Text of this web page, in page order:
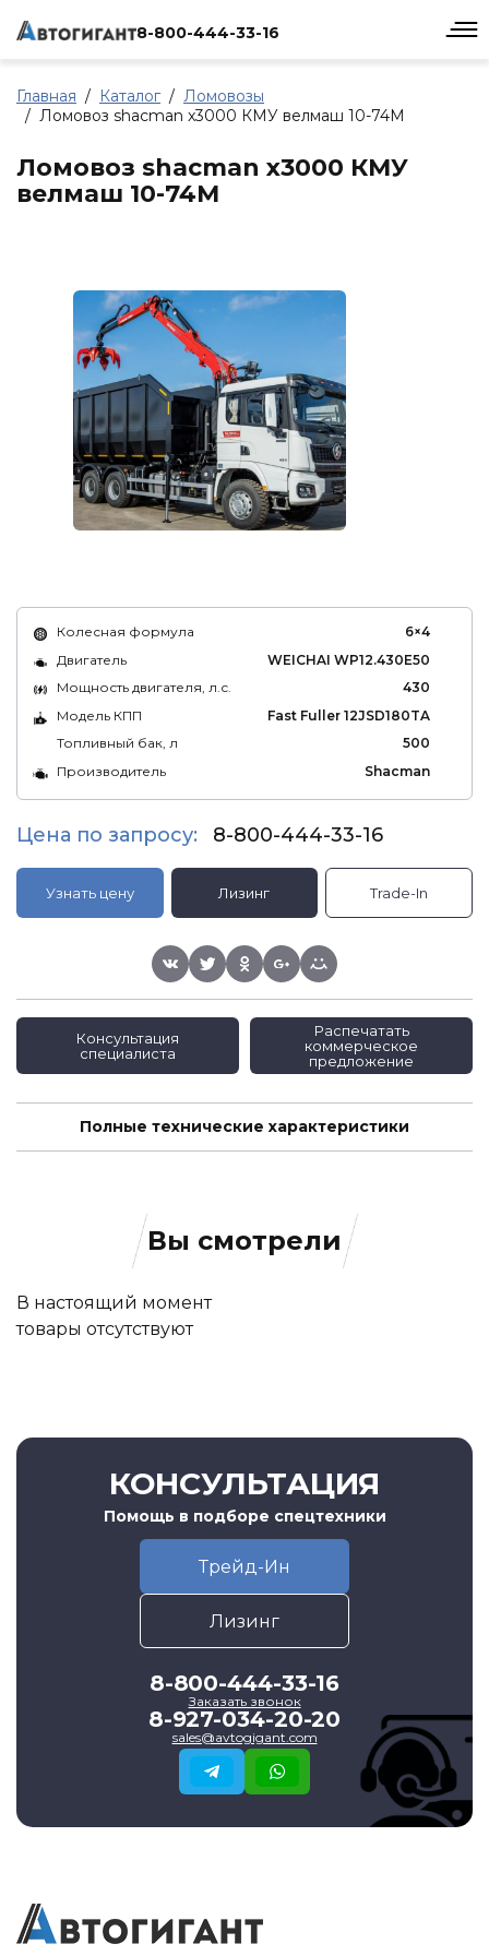
8-800-444-33-16
Главная Каталог
Ломовозы
Ломовоз shacman x3000 КМУ велмаш 10-74М
Ломовоз shacman x3000 КМУ
велмаш 10-74М
Колесная формула
6×4
Двигатель
WEICHAI WP12.430E50
Мощность двигателя, л.с.
430
Модель КПП
Fast Fuller 12JSD180TA
Топливный бак, л
500
Производитель
Shacman
Цена по запросу: 8-800-444-33-16
Узнать цену Лизинг Trade-In
Консультация
специалиста
Распечатать
коммерческое
предложение
Полные технические характеристики
Вы смотрели
В настоящий момент
товары отсутствуют
КОНСУЛЬТАЦИЯ
Помощь в подборе спецтехники
Трейд-Ин
Лизинг
8-800-444-33-16
Заказать звонок
8-927-034-20-20
sales@avtogigant.com